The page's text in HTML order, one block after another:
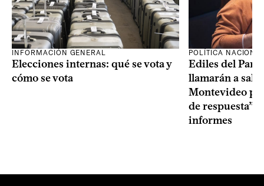
INFORMACIÓN GENERAL
Elecciones internas: qué se vota y
cómo se vota
POLÍTICA
Ediles del
llamarán a sala
Montevideo
de respuesta”
informes